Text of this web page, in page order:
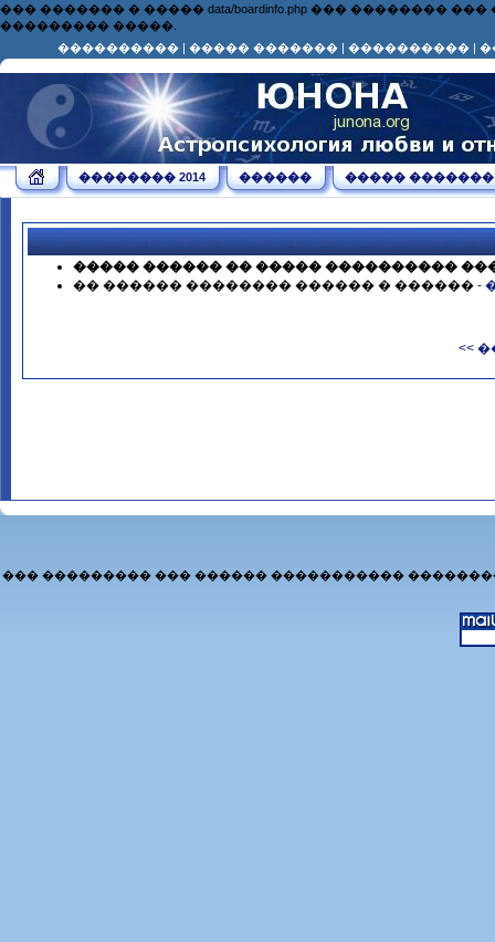
��� ������� � ����� data/boardinfo.php ���
��������� �����.
���������� | ����� ������� | ���������� |
�������� 2014 ������ ����� �������
����� ������ �� ����� ����������
�� ������ �������� ������ � ������ -
<<
��� ��������� ��� ������ �����������